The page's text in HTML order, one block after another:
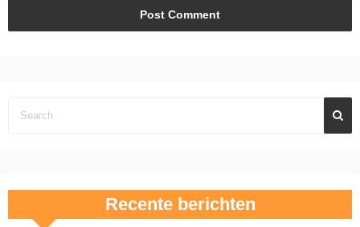
Recente berichten